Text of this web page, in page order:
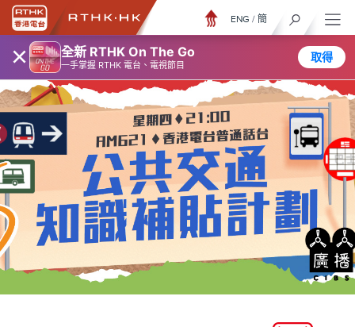
× 全新 RTHK On The Go
一手掌握 RTHK 電台、電視節目
取得
ENG / 簡